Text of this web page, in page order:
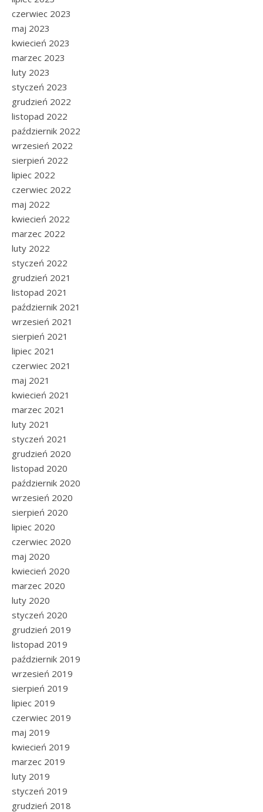
czerwiec 2023
maj 2023
kwiecień 2023
marzec 2023
luty 2023
styczeń 2023
grudzień 2022
listopad 2022
październik 2022
wrzesień 2022
sierpień 2022
lipiec 2022
czerwiec 2022
maj 2022
kwiecień 2022
marzec 2022
luty 2022
styczeń 2022
grudzień 2021
listopad 2021
październik 2021
wrzesień 2021
sierpień 2021
lipiec 2021
czerwiec 2021
maj 2021
kwiecień 2021
marzec 2021
luty 2021
styczeń 2021
grudzień 2020
listopad 2020
październik 2020
wrzesień 2020
sierpień 2020
lipiec 2020
czerwiec 2020
maj 2020
kwiecień 2020
marzec 2020
luty 2020
styczeń 2020
grudzień 2019
listopad 2019
październik 2019
wrzesień 2019
sierpień 2019
lipiec 2019
czerwiec 2019
maj 2019
kwiecień 2019
marzec 2019
luty 2019
styczeń 2019
grudzień 2018